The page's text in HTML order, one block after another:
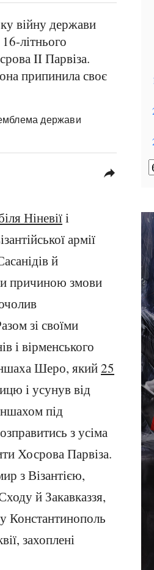
війну держави
літнього
II Парвіза.
припинила своє
держави
reply
Ніневіїі
армії
й
причиною змови
зі своїми
і вірменського
Шеро, який25
і усунув від
під
з усіма
Хосрова Парвіза.
з Візантією,
й Закавказзя,
Константинополь
захоплені